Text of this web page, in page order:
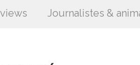
Journalistes &